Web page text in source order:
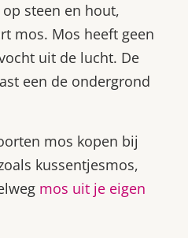
steen en hout,
mos. Mos heeft geen
uit de lucht. De
een de ondergrond
mos kopen bij
kussentjesmos,
mos uit je eigen